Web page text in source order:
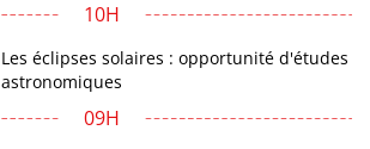
10H
Les éclipses solaires : opportunité d'études
astronomiques
09H